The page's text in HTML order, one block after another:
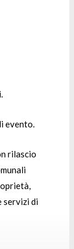
evento.
rilascio
servizi di